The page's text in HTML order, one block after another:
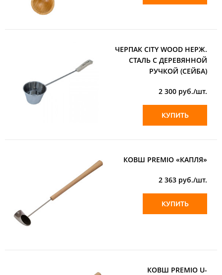
ЧЕРПАК CITY WOOD НЕРЖ.
СТАЛЬ С ДЕРЕВЯННОЙ
РУЧКОЙ (СЕЙБА)
2 300 руб./шт.
КУПИТЬ
КОВШ PREMIO «КАПЛЯ»
2 363 руб./шт.
КУПИТЬ
КОВШ PREMIO U-